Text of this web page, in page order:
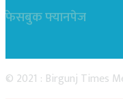
फेसबुक फ्यानपेज
© 2021 : Birgunj Times